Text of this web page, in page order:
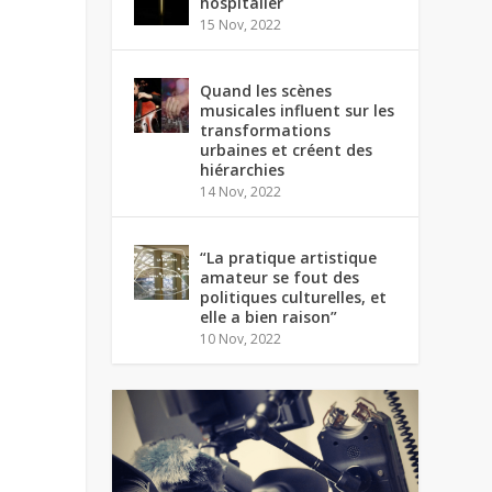
15 Nov, 2022
Quand les scènes
musicales influent sur les
transformations
urbaines et créent des
hiérarchies
14 Nov, 2022
“La pratique artistique
amateur se fout des
politiques culturelles, et
elle a bien raison”
10 Nov, 2022